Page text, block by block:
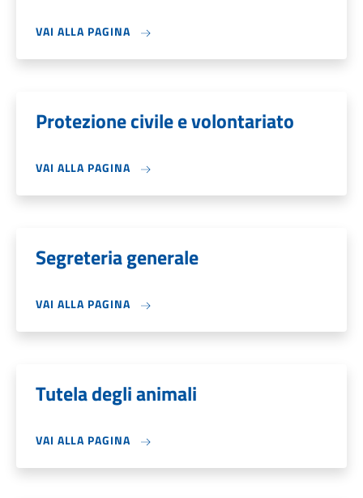
VAI ALLA PAGINA
Protezione civile e volontariato
VAI ALLA PAGINA
Segreteria generale
VAI ALLA PAGINA
Tutela degli animali
VAI ALLA PAGINA